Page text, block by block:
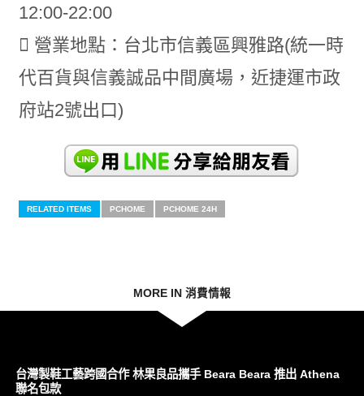
12:00-22:00
 營業地點：台北市信義區興雅路(統一時
代百貨與信義誠品中間廣場，近捷運市政
府站2號出口)
RELATED ITEMS PCHOME PCHOME 24H
MORE IN 消費情報
台灣製鞋工藝跨國合作 林果良品攜手 Beara Beara 推出 Athena
聯名包款